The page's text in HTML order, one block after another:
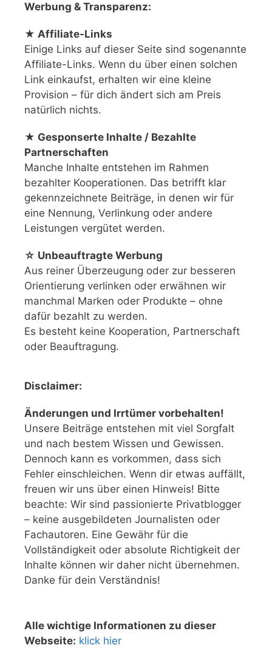
Werbung & Transparenz:
★ Affiliate-Links
Einige Links auf dieser Seite sind sogenannte
Affiliate-Links. Wenn du über einen solchen
Link einkaufst, erhalten wir eine kleine
Provision – für dich ändert sich am Preis
natürlich nichts.
★ Gesponserte Inhalte / Bezahlte
Partnerschaften
Manche Inhalte entstehen im Rahmen
bezahlter Kooperationen. Das betrifft klar
gekennzeichnete Beiträge, in denen wir für
eine Nennung, Verlinkung oder andere
Leistungen vergütet werden.
☆ Unbeauftragte Werbung
Aus reiner Überzeugung oder zur besseren
Orientierung verlinken oder erwähnen wir
manchmal Marken oder Produkte – ohne
dafür bezahlt zu werden.
Es besteht keine Kooperation, Partnerschaft
oder Beauftragung.
Disclaimer:
Änderungen und Irrtümer vorbehalten!
Unsere Beiträge entstehen mit viel Sorgfalt
und nach bestem Wissen und Gewissen.
Dennoch kann es vorkommen, dass sich
Fehler einschleichen. Wenn dir etwas auffällt,
freuen wir uns über einen Hinweis! Bitte
beachte: Wir sind passionierte Privatblogger
– keine ausgebildeten Journalisten oder
Fachautoren. Eine Gewähr für die
Vollständigkeit oder absolute Richtigkeit der
Inhalte können wir daher nicht übernehmen.
Danke für dein Verständnis!
Alle wichtige Informationen zu dieser
Webseite: klick hier